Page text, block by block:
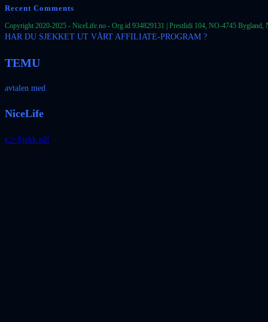
Recent Comments
Copyright 2020-2025 - NiceLife.no - Org.id 934829131 | Prestlidi 104, NO-4745
HAR DU SJEKKET UT VÅRT AFFILIATE-PROGRAM ?
TEMU
avtalen med
NiceLife
👉 Sjekk nå!